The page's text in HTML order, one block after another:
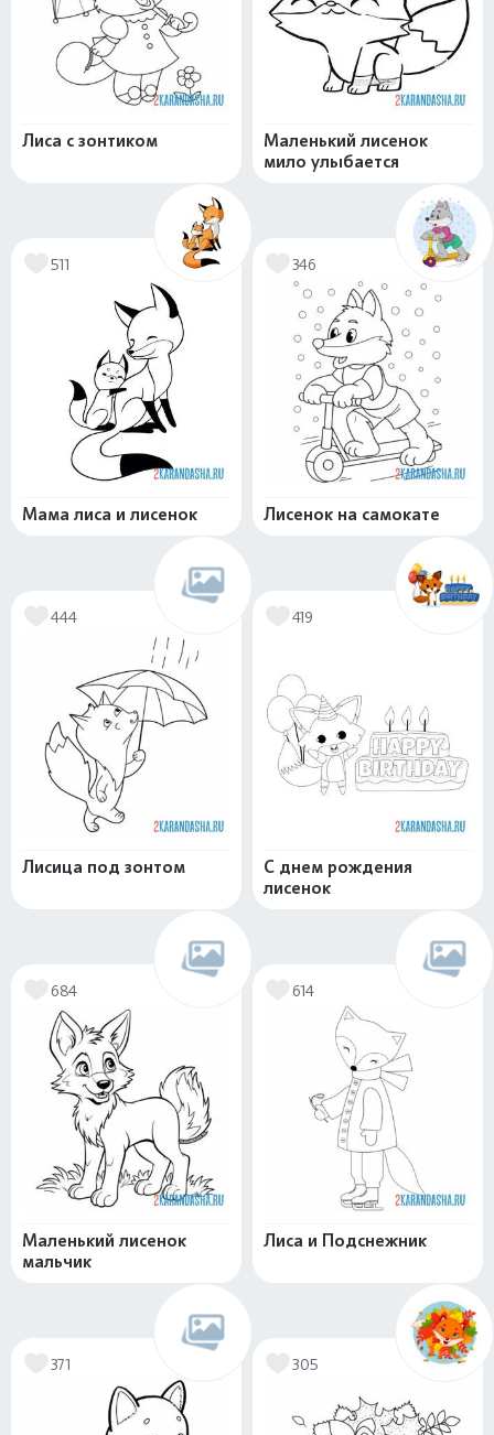
Лиса с зонтиком
Маленький лисенок
мило улыбается
511
Мама лиса и лисенок
346
Лисенок на самокате
444
Лисица под зонтом
419
С днем рождения
лисенок
684
Маленький лисенок
мальчик
614
Лиса и Подснежник
371 305